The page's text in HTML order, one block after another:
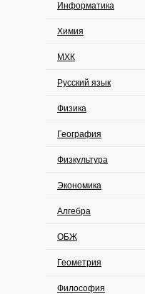
Информатика
Химия
МХК
Русский язык
Физика
География
Физкультура
Экономика
Алгебра
ОБЖ
Геометрия
Философия